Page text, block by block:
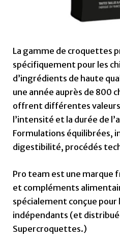
La gamme de croquettes
spécifiquement pour les
d’ingrédients de haute
une année auprès de 800
offrent différentes
l’intensité et la durée de
Formulations équilibrées,
digestibilité, procédés
Pro team est une marque
et compléments
spécialement conçue
indépendants (et
Supercroquettes.)